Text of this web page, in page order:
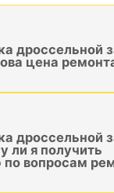
дроссельной
цена
дроссельной
ли я получить
вопросам